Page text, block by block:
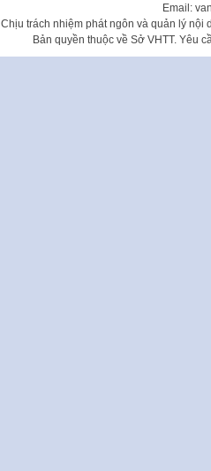
Email:
Chịu trách nhiệm phát ngôn và quản lý nội
Bản quyền thuộc về Sở VHTT. Yêu